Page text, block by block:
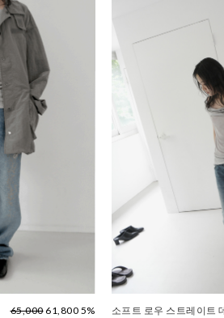
65,00061,800 5%
소프트 로우 스트레이트